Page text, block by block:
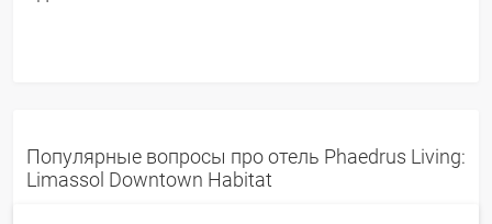
Популярные вопросы про отель Phaedrus Living:
Limassol Downtown Habitat